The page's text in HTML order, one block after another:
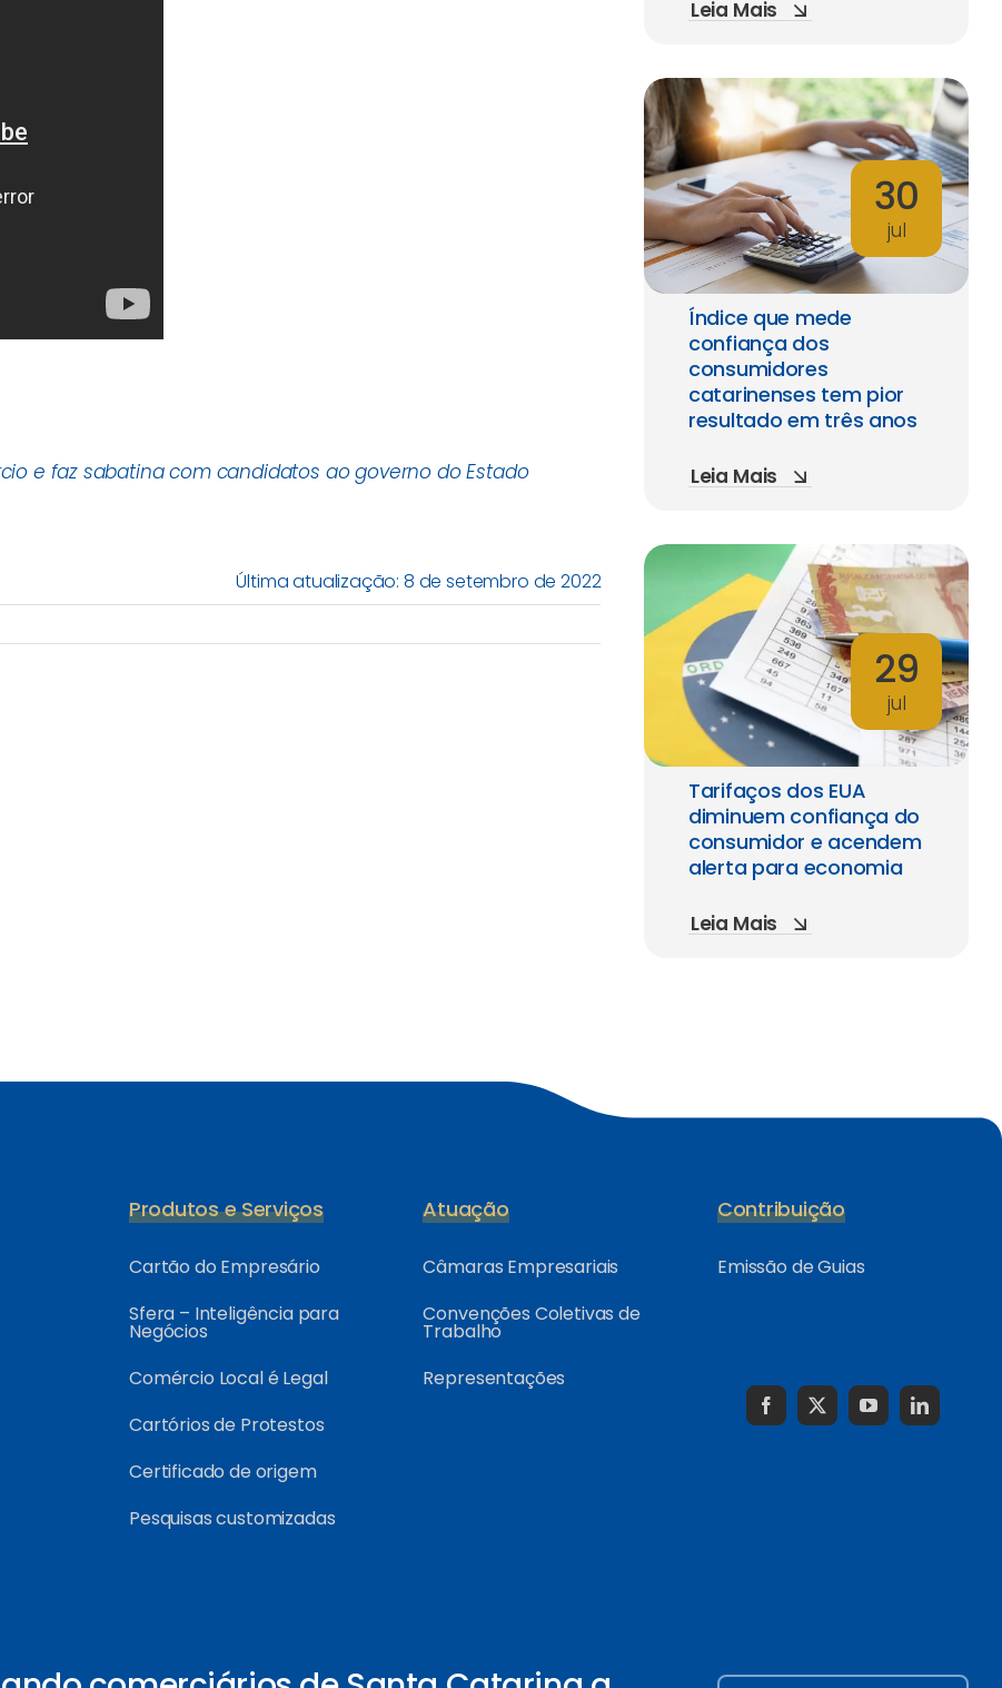
e faz sabatina com candidatos ao governo do Estado
Última atualização: 8 de setembro de 2022
Leia Mais
30
jul
Índice que mede
confiança dos
consumidores
catarinenses tem pior
resultado em três anos
Leia Mais
29
jul
Tarifaços dos EUA
diminuem confiança do
consumidor e acendem
alerta para economia
Leia Mais
Produtos e Serviços
Cartão do Empresário
Sfera – Inteligência para
Negócios
Comércio Local é Legal
Cartórios de Protestos
Certificado de origem
Pesquisas customizadas
Atuação
Câmaras Empresariais
Convenções Coletivas de
Trabalho
Representações
Contribuição
Emissão de Guias